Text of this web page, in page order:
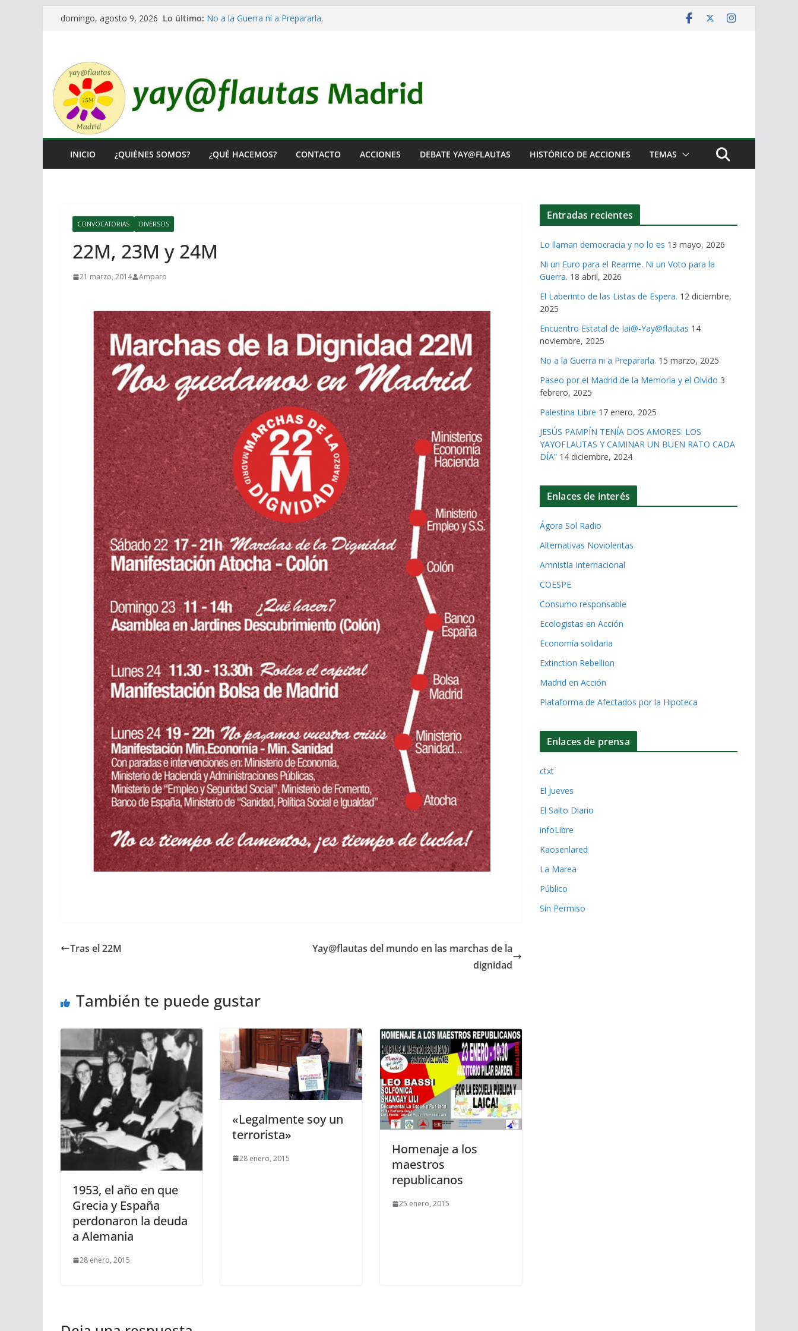
Saltardomingo, agosto 9, 2026 Lo último: No a la Guerra ni a Prepararla.
INICIO ¿QUIÉNES SOMOS? ¿QUÉ HACEMOS? CONTACTO ACCIONES DEBATE YAY@FLAUTAS HISTÓRICO DE ACCIONES TEMAS
CONVOCATORIAS DIVERSOS
22M, 23M y 24M
21 marzo, 2014 Amparo
Tras el 22M
Yay@flautas del mundo en las marchas de la
dignidad
También te puede gustar
1953, el año en que
Grecia y España
perdonaron la deuda
a Alemania
28 enero, 2015
«Legalmente soy un
terrorista»
28 enero, 2015
Homenaje a los
maestros
republicanos
25 enero, 2015
Entradas recientes
Lo llaman democracia y no lo es 13 mayo, 2026
Ni un Euro para el Rearme. Ni un Voto para la
Guerra. 18 abril, 2026
El Laberinto de las Listas de Espera. 12 diciembre,
2025
Encuentro Estatal de Iai@-Yay@flautas 14
noviembre, 2025
No a la Guerra ni a Prepararla. 15 marzo, 2025
Paseo por el Madrid de la Memoria y el Olvido 3
febrero, 2025
Palestina Libre 17 enero, 2025
JESÚS PAMPÍN TENÍA DOS AMORES: LOS
YAYOFLAUTAS Y CAMINAR UN BUEN RATO CADA
DÍA” 14 diciembre, 2024
Enlaces de interés
Ágora Sol Radio
Alternativas Noviolentas
Amnistía Internacional
COESPE
Consumo responsable
Ecologistas en Acción
Economía solidaria
Extinction Rebellion
Madrid en Acción
Plataforma de Afectados por la Hipoteca
Enlaces de prensa
ctxt
El Jueves
El Salto Diario
infoLibre
Kaosenlared
La Marea
Público
Sin Permiso